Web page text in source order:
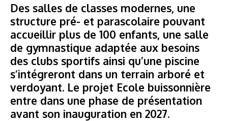
Des salles de classes modernes, une
structure pré- et parascolaire pouvant
accueillir plus de 100 enfants, une salle
de gymnastique adaptée aux besoins
des clubs sportifs ainsi qu’une piscine
s’intégreront dans un terrain arboré et
verdoyant. Le projet Ecole buissonnière
entre dans une phase de présentation
avant son inauguration en 2027.